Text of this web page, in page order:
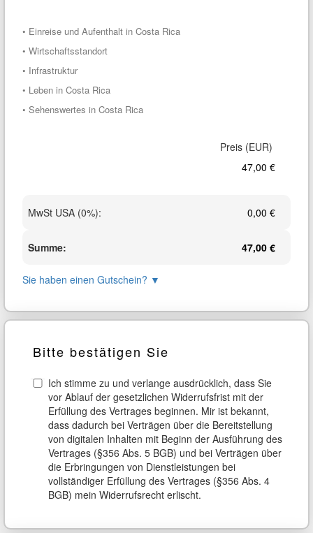
• Einreise und Aufenthalt in Costa Rica
• Wirtschaftsstandort
• Infrastruktur
• Leben in Costa Rica
• Sehenswertes in Costa Rica
47,00 €
MwSt USA (0%): 0,00 €
Summe: 47,00 €
Sie haben einen Gutschein? ▼
Bitte bestätigen Sie
Ich stimme zu und verlange ausdrücklich, dass Sie
vor Ablauf der gesetzlichen Widerrufsfrist mit der
Erfüllung des Vertrages beginnen. Mir ist bekannt,
dass dadurch bei Verträgen über die Bereitstellung
von digitalen Inhalten mit Beginn der Ausführung des
Vertrages (§356 Abs. 5 BGB) und bei Verträgen über
die Erbringungen von Dienstleistungen bei
vollständiger Erfüllung des Vertrages (§356 Abs. 4
BGB) mein Widerrufsrecht erlischt.